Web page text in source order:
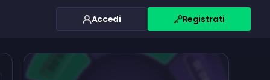
Accedi Registrati
$5.00
$0.10 $5.00